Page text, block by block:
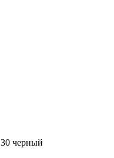
30 черный